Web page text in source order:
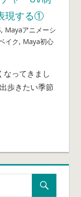
現する①
, Mayaアニメーシ
イク, Maya初心
なってきまし
歩きたい季節